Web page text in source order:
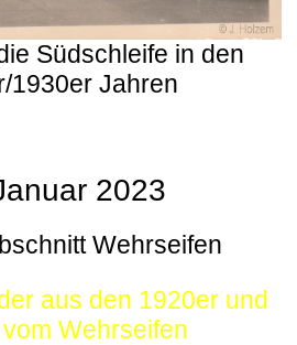
Südschleife in den
1930er Jahren
2023
Wehrseifen
aus den 1920er und
Wehrseifen